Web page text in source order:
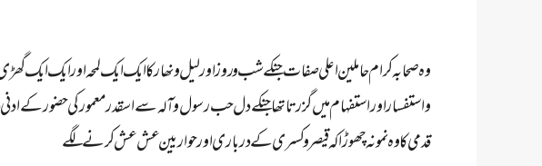
وہ صحابہ کرام حاملین اعلی صفات جنکے شب و روز اور لیل و نھار کا ایک ایک لمحہ اور ایک ایک
و استفسار اور استفہام میں گزرتا تھا جنکے دل حب رسول و آلہ سے اسقدر معمور کی حضور کے
قدمی کا وہ نمونہ چھوڑا کہ قیصر و کسری کے درباری اور حواریین عش عش کرنے لگے